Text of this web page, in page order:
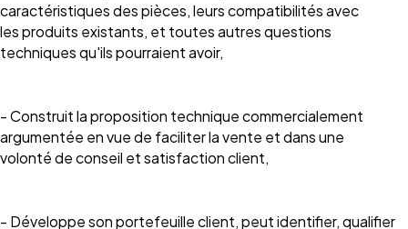
caractéristiques des pièces, leurs compatibilités avec
les produits existants, et toutes autres questions
techniques qu'ils pourraient avoir,
- Construit la proposition technique commercialement
argumentée en vue de faciliter la vente et dans une
volonté de conseil et satisfaction client,
- Développe son portefeuille client, peut identifier, qualifier